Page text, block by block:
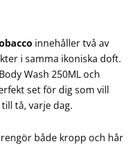
innehåller två av
i samma ikoniska doft.
Wash 250ML och
set för dig som vill
tå, varje dag.
rengör både kropp och hår